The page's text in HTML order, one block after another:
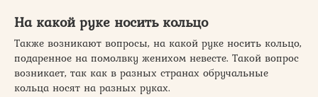
На какой руке носить кольцо
Также возникают вопросы, на какой руке носить кольцо,
подаренное на помолвку женихом невесте. Такой вопрос
возникает, так как в разных странах обручальные
кольца носят на разных руках.